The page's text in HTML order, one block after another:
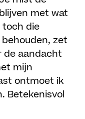
met wat
toch die
zet
de aandacht
mijn
ontmoet ik
Betekenisvol